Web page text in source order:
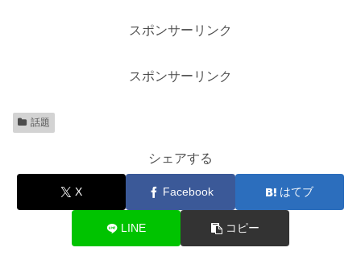
スポンサーリンク
スポンサーリンク
話題
シェアする
X Facebook はてブ
LINE コピー